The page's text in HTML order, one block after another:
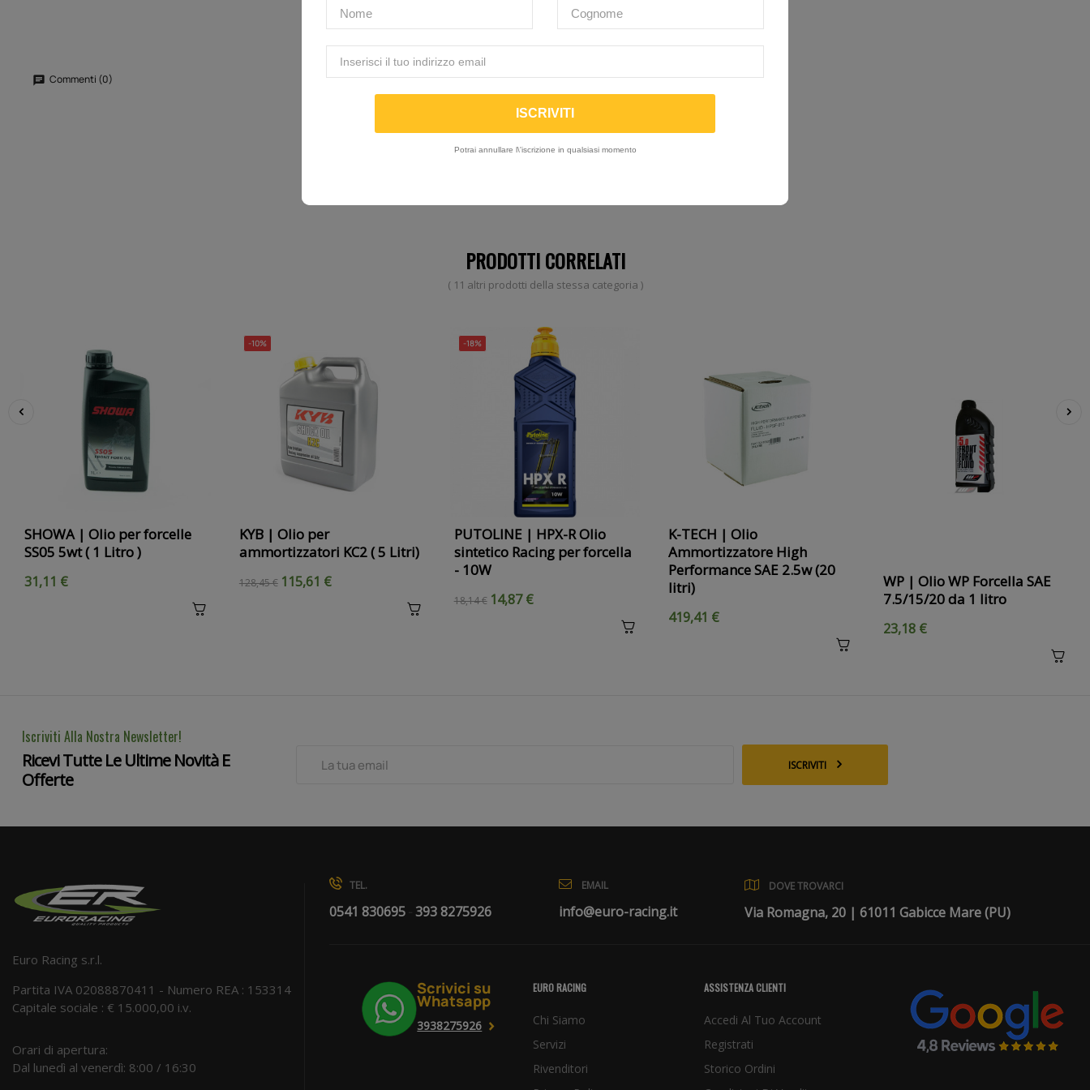
Commenti (0)
Ancora nessuna recensione da parte degli utenti.
PRODOTTI CORRELATI
( 11 altri prodotti della stessa categoria )
SHOWA | Olio per forcelle
SS05 5wt ( 1 Litro )
31,11 €
-10%
KYB | Olio per
ammortizzatori KC2 ( 5 Litri)
128,45 € 115,61 €
-18%
PUTOLINE | HPX-R Olio
sintetico Racing per forcella
- 10W
18,14 € 14,87 €
K-TECH | Olio
Ammortizzatore High
Performance SAE 2.5w (20
litri)
419,41 €
WP | Olio WP Forcella SAE
7.5/15/20 da 1 litro
23,18 €
Iscriviti Alla Nostra Newsletter!
Ricevi Tutte Le Ultime Novità E
Offerte
ISCRIVITI
Euro Racing s.r.l.
Partita IVA 02088870411 - Numero REA : 153314
Capitale sociale : € 15.000,00 i.v.
Orari di apertura:
Dal lunedì al venerdì: 8:00 / 16:30
TEL.
0541 830695 -393 8275926
EMAIL
info@euro-racing.it
DOVE TROVARCI
Via Romagna, 20 | 61011 Gabicce Mare (PU)
Scrivici su
Whatsapp
3938275926
EURO RACING
Chi Siamo
Servizi
Rivenditori
ASSISTENZA CLIENTI
Accedi Al Tuo Account
Registrati
Storico Ordini
Potrai annullare l\'iscrizione in qualsiasi momento